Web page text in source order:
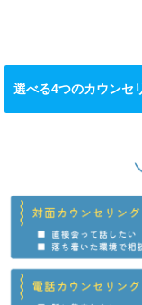
選べる4つのカウンセ